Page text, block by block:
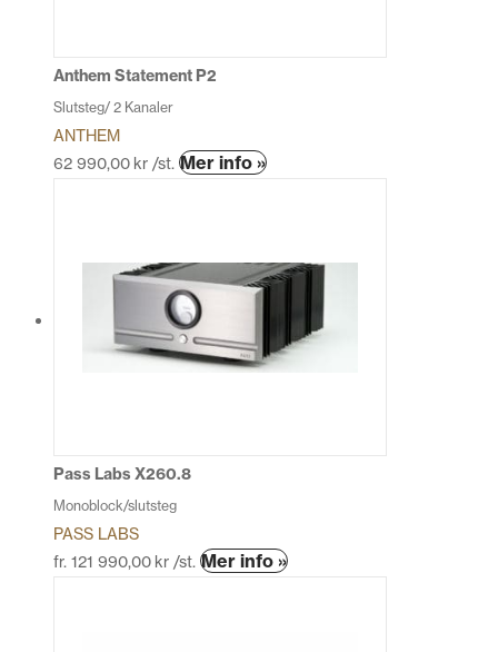
Anthem Statement P2
Slutsteg/ 2 Kanaler
ANTHEM
62 990,00 kr /st. Mer info »Den
flera
varianter.
olika
alternativen
Pass Labs X260.8
Monoblock/slutsteg
PASS LABS
fr. 121 990,00 kr /st. Mer info »Den